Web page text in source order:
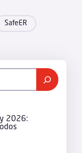
SafeER
2026: